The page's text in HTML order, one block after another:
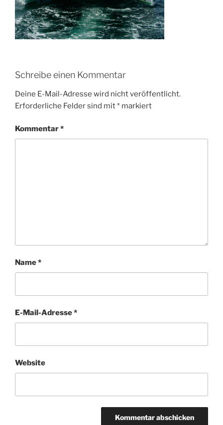
Schreibe einen Kommentar
Deine E-Mail-Adresse wird nicht veröffentlicht.
Erforderliche Felder sind mit* markiert
Kommentar*
Name*
E-Mail-Adresse*
Website